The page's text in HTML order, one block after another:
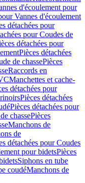
d'écoulement pour
Vannes d'écoulement
détachées pour
pour Coudes de
détachées pour
Pièces détachées
de chassePièces
Raccords en
Manchettes et cache-
détachées pour
Pièces détachées
Pièces détachées pour
chassePièces
Manchons de
de
détachées pour Coudes
pour bidetsPièces
Siphons en tube
coudéManchons de